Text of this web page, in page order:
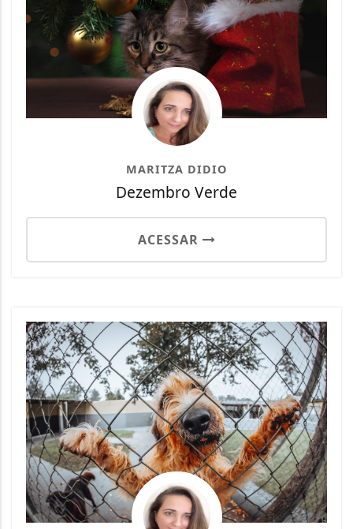
MARITZA DIDIO
Dezembro Verde
ACESSAR